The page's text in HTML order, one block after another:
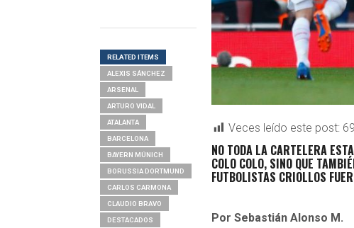
Veces leído este post:
NO TODA LA CARTELERA
COLO COLO, SINO QUE
FUTBOLISTAS CRIOLLOS
Por Sebastián Alonso M.
RELATED ITEMS
ALEXIS SÁNCHEZ
ARSENAL
ARTURO VIDAL
ATALANTA
BARCELONA
BAYERN MÚNICH
BORUSSIA DORTMUND
CARLOS CARMONA
CLAUDIO BRAVO
DESTACADOS